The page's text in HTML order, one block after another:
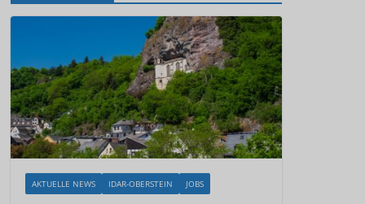
AKTUELLE NEWS IDAR-OBERSTEIN JOBS